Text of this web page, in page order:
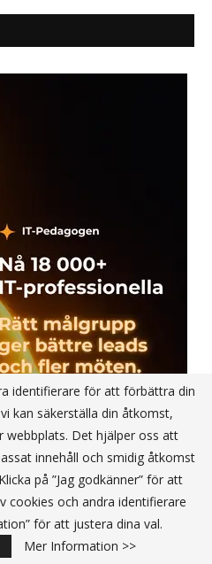
identifierare för att förbättra din
kan säkerställa din åtkomst,
webbplats. Det hjälper oss att
innehåll och smidig åtkomst
på ”Jag godkänner” för att
cookies och andra identifierare
för att justera dina val.
Mer Information >>